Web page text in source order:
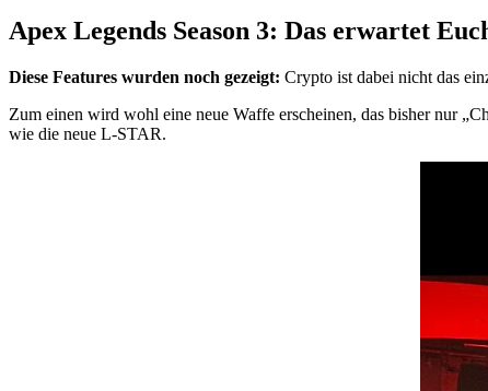
Apex Legends Season 3: Das erwartet
Diese Features wurden noch gezeigt: Crypto ist dabei nicht das
Zum einen wird wohl eine neue Waffe erscheinen, das bisher nur
wie die neue L-STAR.